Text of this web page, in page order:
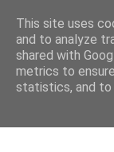
This site uses
and to analyze
shared with
metrics to
statistics, and to